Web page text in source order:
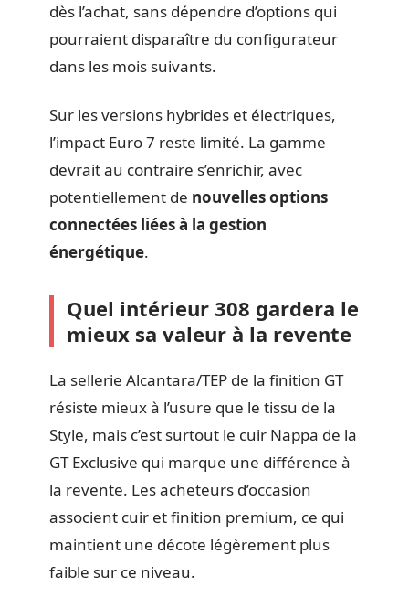
dès l’achat, sans dépendre d’options qui
pourraient disparaître du configurateur
dans les mois suivants.
Sur les versions hybrides et électriques,
l’impact Euro 7 reste limité. La gamme
devrait au contraire s’enrichir, avec
potentiellement de nouvelles options
connectées liées à la gestion
énergétique.
Quel intérieur 308 gardera le
mieux sa valeur à la revente
La sellerie Alcantara/TEP de la finition GT
résiste mieux à l’usure que le tissu de la
Style, mais c’est surtout le cuir Nappa de la
GT Exclusive qui marque une différence à
la revente. Les acheteurs d’occasion
associent cuir et finition premium, ce qui
maintient une décote légèrement plus
faible sur ce niveau.